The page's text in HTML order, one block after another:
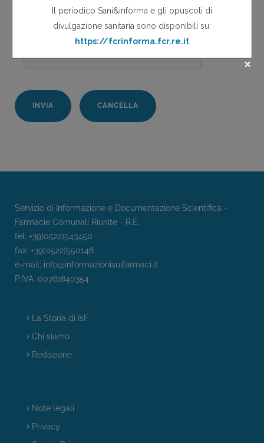
Servizio di Informazione e Documentazione Scientifica -
Farmacie Comunali Riunite - R.E.
tel: +39(0522)543450
fax: +39(0522)550146
e-mail: info@informazionisuifarmaci.it
P.IVA. 00761840354
La Storia di IsF
Chi siamo
Redazione
Note legali
Privacy